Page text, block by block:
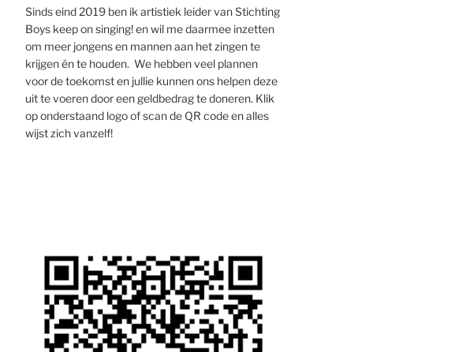
Sinds eind 2019 ben ik artistiek leider van Stichting
Boys keep on singing! en wil me daarmee inzetten
om meer jongens en mannen aan het zingen te
krijgen én te houden. We hebben veel plannen
voor de toekomst en jullie kunnen ons helpen deze
uit te voeren door een geldbedrag te doneren. Klik
op onderstaand logo of scan de QR code en alles
wijst zich vanzelf!